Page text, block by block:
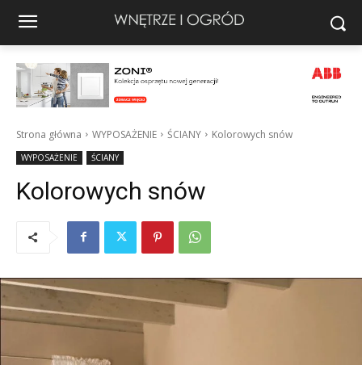
Strona główna WYPOSAŻENIE ŚCIANY Kolorowych snów
WYPOSAŻENIE ŚCIANY
Kolorowych snów